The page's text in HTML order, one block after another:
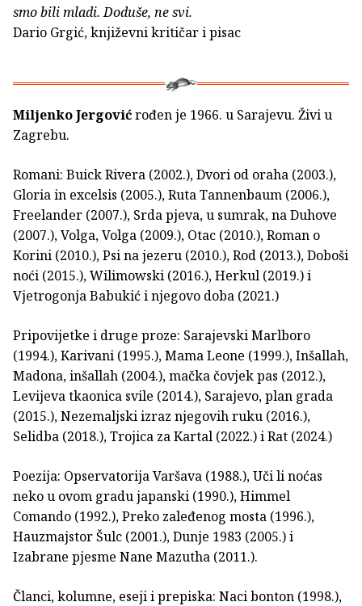
smo bili mladi. Doduše, ne svi.
Dario Grgić, književni kritičar i pisac
Miljenko Jergovićrođen je 1966. u Sarajevu. Živi u
Zagrebu.
Romani: Buick Rivera (2002.), Dvori od oraha (2003.),
Gloria in excelsis (2005.), Ruta Tannenbaum (2006.),
Freelander (2007.), Srda pjeva, u sumrak, na Duhove
(2007.), Volga, Volga (2009.), Otac (2010.), Roman o
Kori­ni (2010.), Psi na jezeru (2010.), Rod (2013.), Doboši
noći (2015.), Wilimowski (2016.), Herkul (2019.) i
Vjetrogonja Babukić i njegovo doba (2021.)
Pripovijetke i druge proze: Sarajevski Marlboro
(1994.), Karivani (1995.), Mama Leone (1999.), Inšallah,
Madona, inšallah (2004.), mačka čovjek pas (2012.),
Levijeva tkaonica svile (2014.), Sarajevo, plan grada
(2015.), Nezemaljski izraz njegovih ruku (2016.),
Selidba (2018.), Trojica za Kartal (2022.) i Rat (2024.)
Poezija: Opservatorija Varšava (1988.), Uči li noćas
neko u ovom gradu japanski (1990.), Himmel
Comando (1992.), Preko zaleđenog mosta (1996.),
Hauzmajstor Šulc (2001.), Dunje 1983 (2005.) i
Izabrane pjesme Nane Mazutha (2011.).
Članci, kolumne, eseji i prepiska: Naci bonton (1998.),